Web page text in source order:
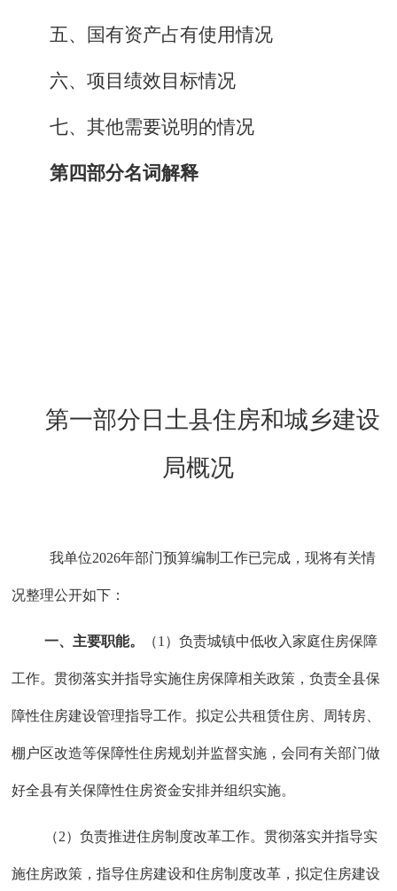
五、国有资产占有使用情况
六、项目绩效目标情况
七、其他需要说明的情况
第四部分名词解释
第一部分日土县住房和城乡建设
局概况
我单位2026年部门预算编制工作已完成，现将有关情
况整理公开如下：
一、主要职能。 （1）负责城镇中低收入家庭住房保障
工作。贯彻落实并指导实施住房保障相关政策，负责全县保
障性住房建设管理指导工作。拟定公共租赁住房、周转房、
棚户区改造等保障性住房规划并监督实施，会同有关部门做
好全县有关保障性住房资金安排并组织实施。
（2）负责推进住房制度改革工作。贯彻落实并指导实
施住房政策，指导住房建设和住房制度改革，拟定住房建设